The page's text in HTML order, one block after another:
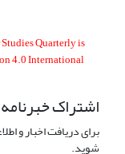
Quarterly is
4.0 International
اشتراک خبرنامه
برای دریافت اخبار و
شوید.